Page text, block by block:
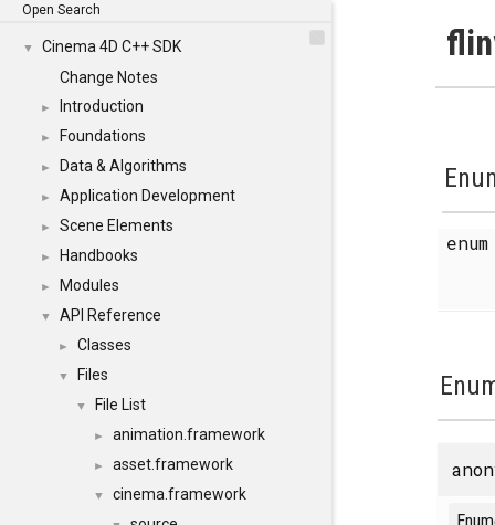
Open Search
▼
Cinema 4D C++ SDK
Change Notes
► Introduction
► Foundations
► Data & Algorithms
► Application Development
► Scene Elements
► Handbooks
► Modules
▼ API Reference
► Classes
▼ Files
▼ File List
► animation.framework
► asset.framework
▼ cinema.framework